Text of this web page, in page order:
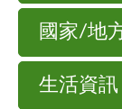
國家/地
生活資訊